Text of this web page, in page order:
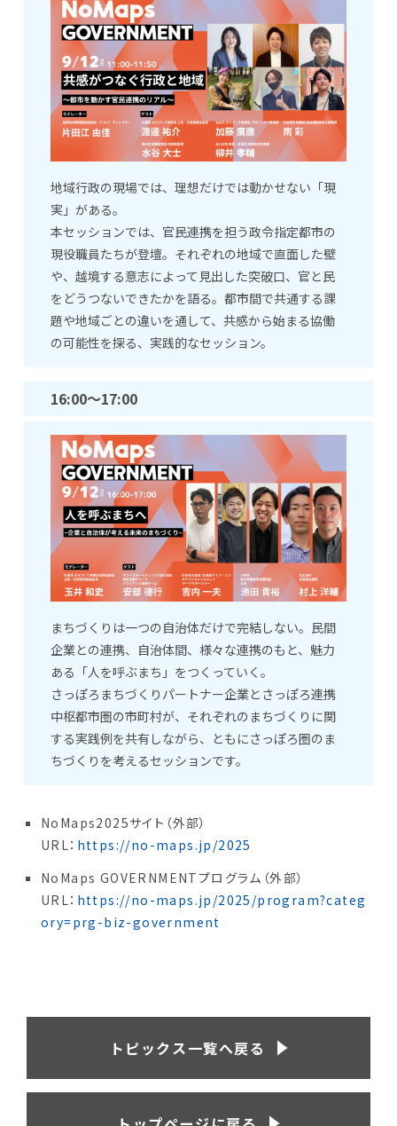
地域行政の現場では、理想だけでは動かせない「現
実」がある。
本セッションでは、官民連携を担う政令指定都市の
現役職員たちが登壇。それぞれの地域で直面した壁
や、越境する意志によって見出した突破口、官と民
をどうつないできたかを語る。都市間で共通する課
題や地域ごとの違いを通して、共感から始まる協働
の可能性を探る、実践的なセッション。
16:00～17:00
まちづくりは一つの自治体だけで完結しない。民間
企業との連携、自治体間、様々な連携のもと、魅力
ある「人を呼ぶまち」をつくっていく。
さっぽろまちづくりパートナー企業とさっぽろ連携
中枢都市圏の市町村が、それぞれのまちづくりに関
する実践例を共有しながら、ともにさっぽろ圏のま
ちづくりを考えるセッションです。
NoMaps2025サイト（外部）
URL： https://no-maps.jp/2025
NoMaps GOVERNMENTプログラム（外部）
URL： https://no-maps.jp/2025/program?categ
ory=prg-biz-government
トピックス一覧へ戻る